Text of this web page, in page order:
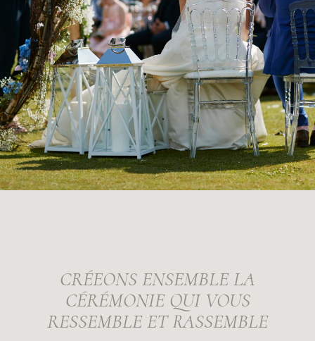
CRÉEONS ENSEMBLE LA
CÉRÉMONIE QUI VOUS
RESSEMBLE ET RASSEMBLE